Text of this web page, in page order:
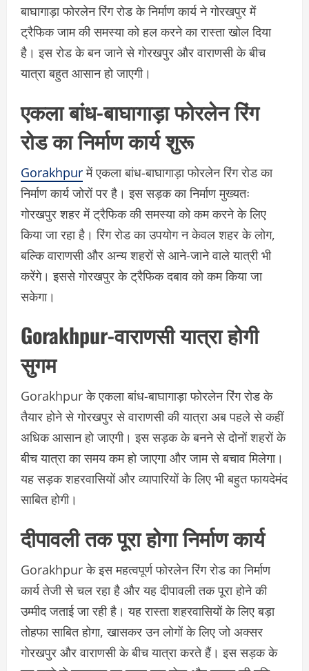
बाघागाड़ा फोरलेन रिंग रोड के निर्माण कार्य ने गोरखपुर में
ट्रैफिक जाम की समस्या को हल करने का रास्ता खोल दिया
है। इस रोड के बन जाने से गोरखपुर और वाराणसी के बीच
यात्रा बहुत आसान हो जाएगी।
एकला बांध-बाघागाड़ा फोरलेन रिंग
रोड का निर्माण कार्य शुरू
Gorakhpurमें एकला बांध-बाघागाड़ा फोरलेन रिंग रोड का
निर्माण कार्य जोरों पर है। इस सड़क का निर्माण मुख्यतः
गोरखपुर शहर में ट्रैफिक की समस्या को कम करने के लिए
किया जा रहा है। रिंग रोड का उपयोग न केवल शहर के लोग,
बल्कि वाराणसी और अन्य शहरों से आने-जाने वाले यात्री भी
करेंगे। इससे गोरखपुर के ट्रैफिक दबाव को कम किया जा
सकेगा।
Gorakhpur-वाराणसी यात्रा होगी
सुगम
Gorakhpur के एकला बांध-बाघागाड़ा फोरलेन रिंग रोड के
तैयार होने से गोरखपुर से वाराणसी की यात्रा अब पहले से कहीं
अधिक आसान हो जाएगी। इस सड़क के बनने से दोनों शहरों के
बीच यात्रा का समय कम हो जाएगा और जाम से बचाव मिलेगा।
यह सड़क शहरवासियों और व्यापारियों के लिए भी बहुत फायदेमंद
साबित होगी।
दीपावली तक पूरा होगा निर्माण कार्य
Gorakhpur के इस महत्वपूर्ण फोरलेन रिंग रोड का निर्माण
कार्य तेजी से चल रहा है और यह दीपावली तक पूरा होने की
उम्मीद जताई जा रही है। यह रास्ता शहरवासियों के लिए बड़ा
तोहफा साबित होगा, खासकर उन लोगों के लिए जो अक्सर
गोरखपुर और वाराणसी के बीच यात्रा करते हैं। इस सड़क के